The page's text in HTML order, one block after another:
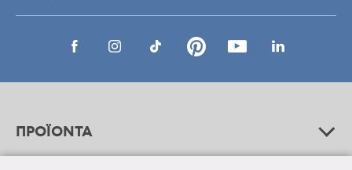
ΠΡΟΪΟΝΤΑ